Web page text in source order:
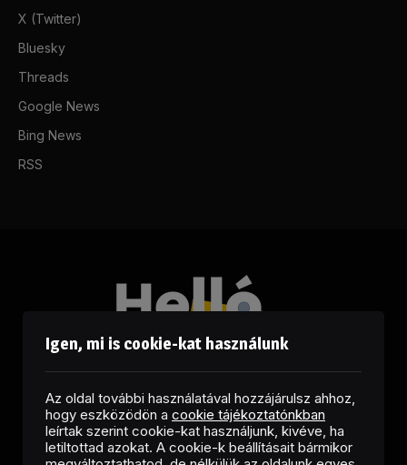
X (Twitter)
Bluesky
Threads
Google News
Bing News
RSS
Igen, mi is cookie-kat használunk
Az oldal további használatával hozzájárulsz ahhoz,
hogy eszközödön a cookie tájékoztatónkban
leírtak szerint cookie-kat használjunk, kivéve, ha
letiltottad azokat. A cookie-k beállításait bármikor